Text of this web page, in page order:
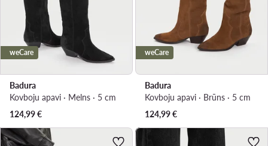
weCare
Badura
Kovboju apavi · Melns · 5 cm
124,99€
weCare
Badura
Kovboju apavi · Brūns · 5 cm
124,99€